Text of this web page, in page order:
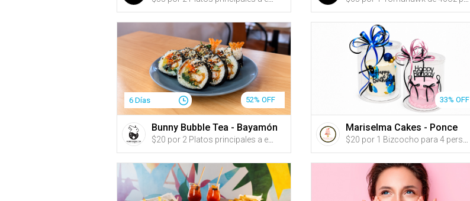
6 Días 52% OFF
Bunny Bubble Tea - Bayamón
33% OFF
Mariselma Cakes - Ponce